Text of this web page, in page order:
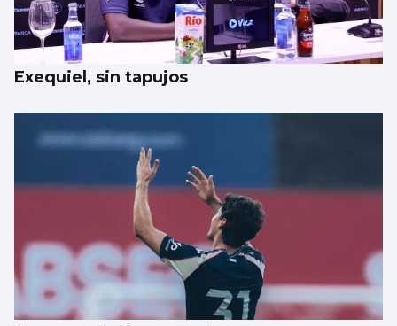
Exequiel, sin tapujos